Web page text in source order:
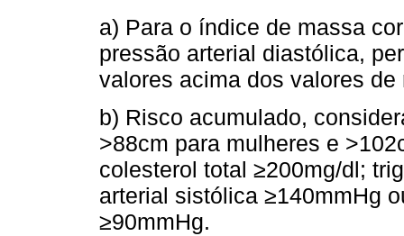
a) Para o índice de massa
pressão arterial diastólica,
valores acima dos valores de
b) Risco acumulado,
>88cm para mulheres e
colesterol total ≥200mg/dl;
arterial sistólica ≥140mmHg
≥90mmHg.